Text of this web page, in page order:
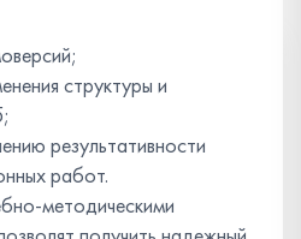
структуры и
результативности
работ.
методическими